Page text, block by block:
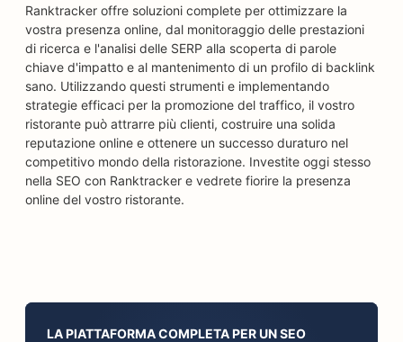
Ranktracker offre soluzioni complete per ottimizzare la
vostra presenza online, dal monitoraggio delle prestazioni
di ricerca e l'analisi delle SERP alla scoperta di parole
chiave d'impatto e al mantenimento di un profilo di backlink
sano. Utilizzando questi strumenti e implementando
strategie efficaci per la promozione del traffico, il vostro
ristorante può attrarre più clienti, costruire una solida
reputazione online e ottenere un successo duraturo nel
competitivo mondo della ristorazione. Investite oggi stesso
nella SEO con Ranktracker e vedrete fiorire la presenza
online del vostro ristorante.
LA PIATTAFORMA COMPLETA PER UN SEO